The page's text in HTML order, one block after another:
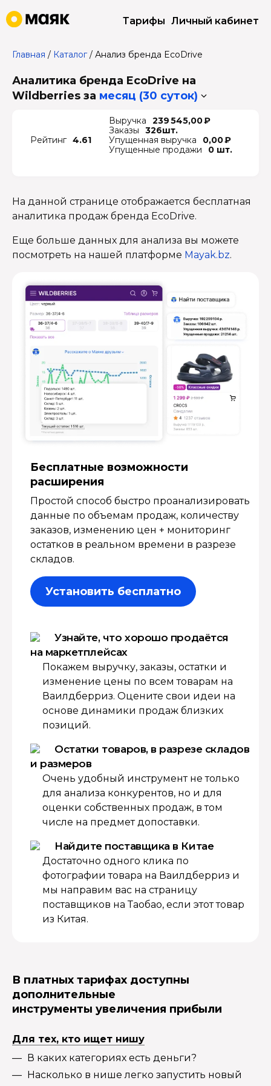
Тарифы Личный кабинет
Главная / Каталог/ Анализ бренда EcoDrive
Аналитика бренда EcoDrive на
Wildberries за месяц (30 суток)
Рейтинг 4.61
Выручка
239 545,00 ₽
Заказы
326шт.
Упущенная выручка
0,00 ₽
Упущенные продажи
0 шт.
На данной странице отображается бесплатная
аналитика продаж бренда EcoDrive.
Еще больше данных для анализа вы можете
посмотреть на нашей платформе Mayak.bz.
Бесплатные возмож­ности
расширения
Простой способ быстро проанализировать
данные по объемам продаж, количеству
заказов, изменению цен + мониторинг
остатков в реальном времени в разрезе
складов.
Установить бесплатно
Узнайте, что хорошо продаётся
на маркетплейсах
Покажем выручку, заказы, остатки и
изменение цены по всем товарам на
Ваилдберриз. Оцените свои идеи на
основе динамики продаж близких
позиций.
Остатки товаров, в разрезе складов
и размеров
Очень удобный инструмент не только
для анализа конкурентов, но и для
оценки собственных продаж, в том
числе на предмет допоставки.
Найдите поставщика в Китае
Достаточно одного клика по
фотографии товара на Ваилдберриз и
мы направим вас на страницу
поставщиков на Таобао, если этот товар
из Китая.
В платных тарифах доступны
дополнительные
инструменты увеличения прибыли
Для тех, кто ищет нишу
В каких категориях есть деньги?
Насколько в нише легко запустить новый